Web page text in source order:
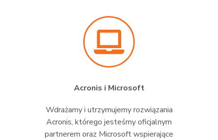
Acronis i Microsoft
Wdrażamy i utrzymujemy rozwiązania
Acronis, którego jesteśmy oficjalnym
partnerem oraz Microsoft wspierające